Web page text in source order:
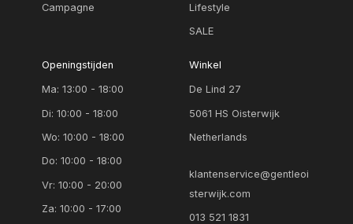
Campagne Lifestyle
SALE
Openingstijden
Ma: 13:00 - 18:00
Di: 10:00 - 18:00
Wo: 10:00 - 18:00
Do: 10:00 - 18:00
Vr: 10:00 - 20:00
Za: 10:00 - 17:00
Winkel
De Lind 27
5061 HS Oisterwijk
Netherlands
klantenservice@gentleoi
sterwijk.com
013 521 1831